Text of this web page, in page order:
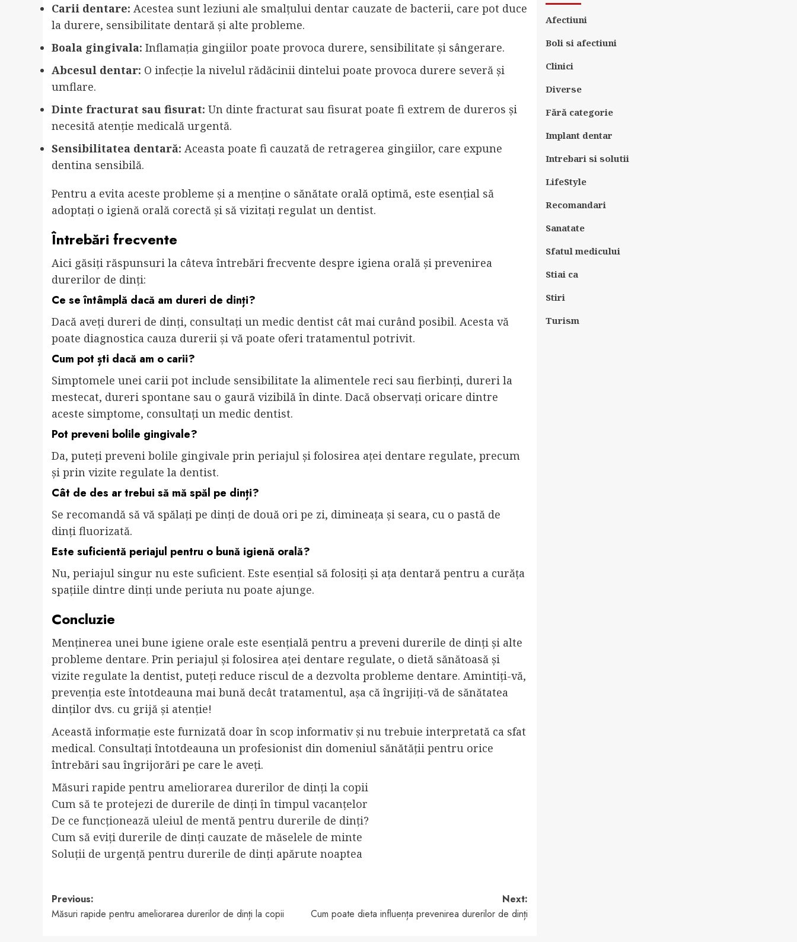
Carii dentare: Acestea sunt leziuni ale smalțului dentar cauzate de bacterii, care pot duce
la durere, sensibilitate dentară și alte probleme.
Boala gingivala: Inflamația gingiilor poate provoca durere, sensibilitate și sângerare.
Abcesul dentar: O infecție la nivelul rădăcinii dintelui poate provoca durere severă și
umflare.
Dinte fracturat sau fisurat: Un dinte fracturat sau fisurat poate fi extrem de dureros și
necesită atenție medicală urgentă.
Sensibilitatea dentară: Aceasta poate fi cauzată de retragerea gingiilor, care expune
dentina sensibilă.
Pentru a evita aceste probleme și a menține o sănătate orală optimă, este esențial să
adoptați o igienă orală corectă și să vizitați regulat un dentist.
Întrebări frecvente
Aici găsiți răspunsuri la câteva întrebări frecvente despre igiena orală și prevenirea
durerilor de dinți:
Ce se întâmplă dacă am dureri de dinți?
Dacă aveți dureri de dinți, consultați un medic dentist cât mai curând posibil. Acesta vă
poate diagnostica cauza durerii și vă poate oferi tratamentul potrivit.
Cum pot ști dacă am o carii?
Simptomele unei carii pot include sensibilitate la alimentele reci sau fierbinți, dureri la
mestecat, dureri spontane sau o gaură vizibilă în dinte. Dacă observați oricare dintre
aceste simptome, consultați un medic dentist.
Pot preveni bolile gingivale?
Da, puteți preveni bolile gingivale prin periajul și folosirea aței dentare regulate, precum
și prin vizite regulate la dentist.
Cât de des ar trebui să mă spăl pe dinți?
Se recomandă să vă spălați pe dinți de două ori pe zi, dimineața și seara, cu o pastă de
dinți fluorizată.
Este suficientă periajul pentru o bună igienă orală?
Nu, periajul singur nu este suficient. Este esențial să folosiți și ața dentară pentru a curăța
spațiile dintre dinți unde periuta nu poate ajunge.
Concluzie
Menținerea unei bune igiene orale este esențială pentru a preveni durerile de dinți și alte
probleme dentare. Prin periajul și folosirea aței dentare regulate, o dietă sănătoasă și
vizite regulate la dentist, puteți reduce riscul de a dezvolta probleme dentare. Amintiți-vă,
prevenția este întotdeauna mai bună decât tratamentul, așa că îngrijiți-vă de sănătatea
dinților dvs. cu grijă și atenție!
Această informație este furnizată doar în scop informativ și nu trebuie interpretată ca sfat
medical. Consultați întotdeauna un profesionist din domeniul sănătății pentru orice
întrebări sau îngrijorări pe care le aveți.
Măsuri rapide pentru ameliorarea durerilor de dinți la copii
Cum să te protejezi de durerile de dinți în timpul vacanțelor
De ce funcționează uleiul de mentă pentru durerile de dinți?
Cum să eviți durerile de dinți cauzate de măselele de minte
Soluții de urgență pentru durerile de dinți apărute noaptea
Post
navigation
Previous:
Măsuri rapide pentru ameliorarea durerilor de dinți la copii
Next:
Cum poate dieta influența prevenirea durerilor de dinți
Afectiuni
Boli si afectiuni
Clinici
Diverse
Fără categorie
Implant dentar
Intrebari si solutii
LifeStyle
Recomandari
Sanatate
Sfatul medicului
Stiai ca
Stiri
Turism